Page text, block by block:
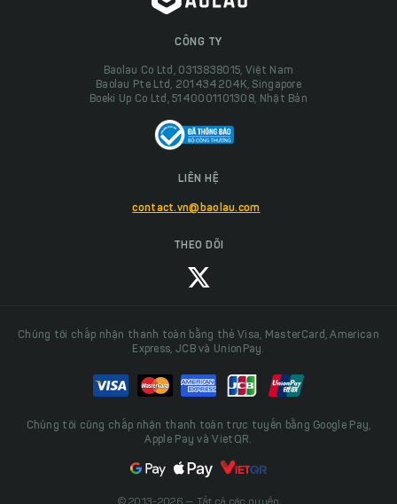
CÔNG TY
Baolau Co Ltd, 0313838015, Việt Nam
Baolau Pte Ltd, 201434204K, Singapore
Boeki Up Co Ltd, 5140001101308, Nhật Bản
LIÊN HỆ
contact.vn@baolau.com
THEO DÕI
Chúng tôi chấp nhận thanh toán bằng thẻ Visa, MasterCard, American
Express, JCB và UnionPay.
Chúng tôi cũng chấp nhận thanh toán trực tuyến bằng Google Pay,
Apple Pay và VietQR.